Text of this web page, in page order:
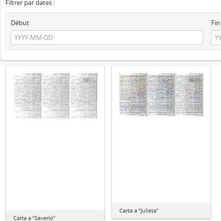
Filtrer par dates :
Début Fin
Carta a “Saverio”
Carta a “Julieta”